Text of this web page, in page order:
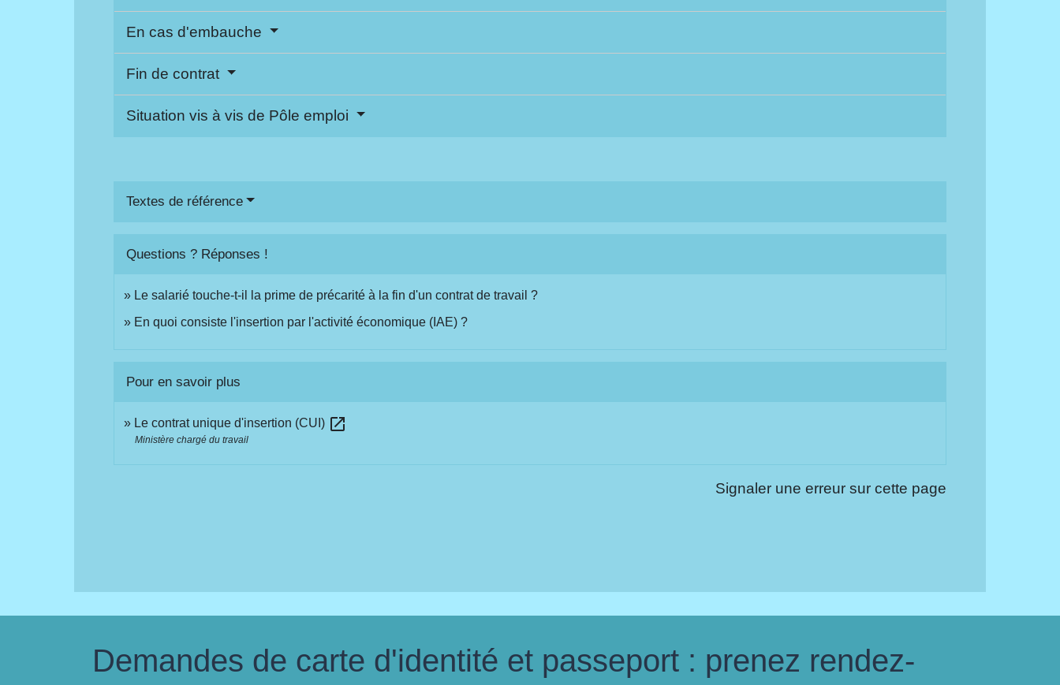
En cas d'embauche
Fin de contrat
Situation vis à vis de Pôle emploi
Textes de référence
Questions ? Réponses !
Le salarié touche-t-il la prime de précarité à la fin d'un contrat de travail ?
En quoi consiste l'insertion par l'activité économique (IAE) ?
Pour en savoir plus
Le contrat unique d'insertion (CUI) open_in_new
Ministère chargé du travail
Signaler une erreur sur cette page
Demandes de carte d'identité et passeport : prenez rendez-